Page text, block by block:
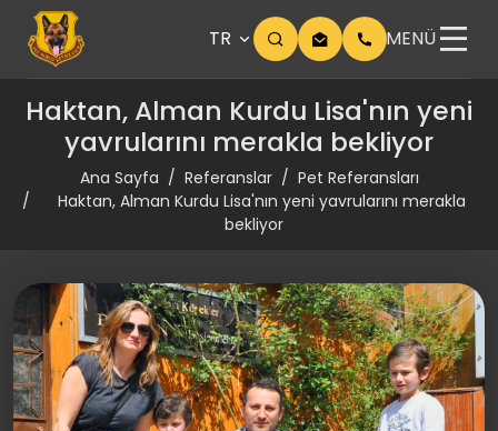
TR MENÜ
Haktan, Alman Kurdu Lisa'nın yeni
yavrularını merakla bekliyor
Ana Sayfa Referanslar
Pet Referansları
Haktan, Alman Kurdu Lisa'nın yeni yavrularını merakla
bekliyor